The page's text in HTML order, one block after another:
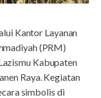
Kantor Layanan
(PRM)
Kabupaten
Raya. Kegiatan
simbolis di